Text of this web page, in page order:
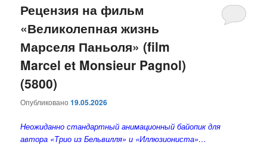
основному
содержимому
дополнительному
содержимому
Рецензия на фильм
«Великолепная жизнь
Марселя Паньоля» (film
Marcel et Monsieur Pagnol)
(5800)
Опубликовано19.05.2026
Неожиданно стандартный анимационный байопик для
автора «Трио из Бельвилля» и «Иллюзиониста»…